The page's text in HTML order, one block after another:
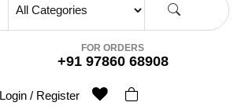
FOR ORDERS
+91 97860 68908
Login / Register